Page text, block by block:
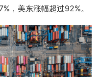
，美东涨幅超过92%。